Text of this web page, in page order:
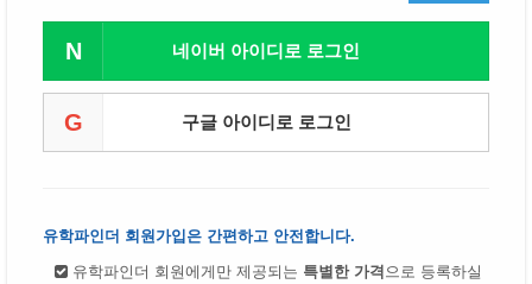
N 네이버 아이디로 로그인
G 구글 아이디로 로그인
유학파인더 회원가입은 간편하고 안전합니다.
유학파인더 회원에게만 제공되는 특별한 가격 으로 등록하실